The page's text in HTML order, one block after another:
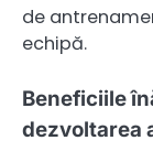
de
echipă.
Beneficiile
dezvoltarea